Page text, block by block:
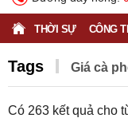
THỜI SỰ CÔNG
Tags ​​​​​​​Giá cà
Có 263 kết quả cho